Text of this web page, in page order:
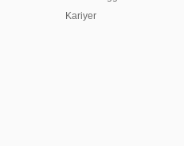
Kariyer